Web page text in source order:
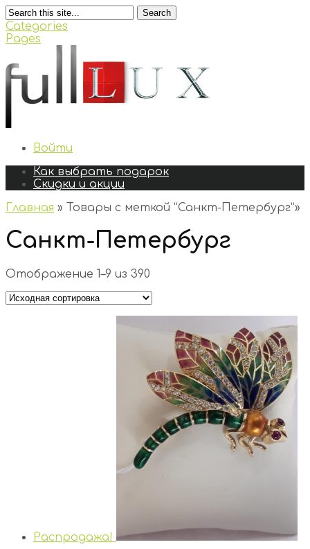
Search
Categories
Pages
Войти
Как выбрать подарок
Скидки и акции
Главная » Товары с меткой “Санкт-Петербург”»
Санкт-Петербург
Отображение 1–9 из 390
Распродажа!